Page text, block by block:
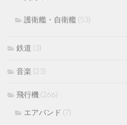
護衛艦・自衛艦 (53)
鉄道 (3)
音楽 (23)
飛行機 (266)
エアバンド (7)